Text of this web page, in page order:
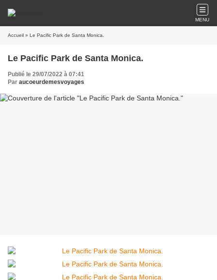
MENU
Accueil » Le Pacific Park de Santa Monica.
Le Pacific Park de Santa Monica.
Publié le 29/07/2022 à 07:41
Par aucoeurdemesvoyages